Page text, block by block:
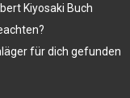
Kiyosaki Buch
für dich gefunden